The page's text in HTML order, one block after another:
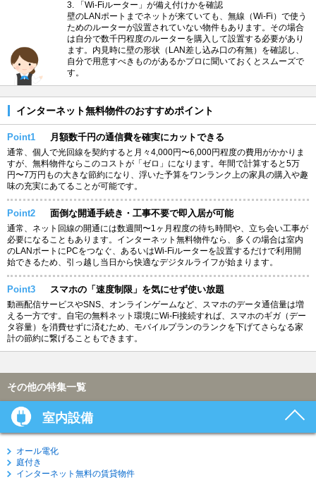
3. 「Wi-Fiルーター」が備え付けかを確認
壁のLANポートまでネットが来ていても、無線（Wi-Fi）で使う
ためのルーターが設置されていない物件もあります。その場合
は自分で数千円程度のルーターを購入して設置する必要があり
ます。内見時に壁の形状（LAN差し込み口の有無）を確認し、
自分で用意すべきものがあるかプロに聞いておくとスムーズで
す。
インターネット無料物件のおすすめポイント
Point1 月額数千円の通信費を確実にカットできる
通常、個人で光回線を契約すると月々4,000円〜6,000円程度の費用がかかりま
すが、無料物件ならこのコストが「ゼロ」になります。年間で計算すると5万
円〜7万円もの大きな節約になり、浮いた予算をワンランク上の家具の購入や趣
味の充実にあてることが可能です。
Point2 面倒な開通手続き・工事不要で即入居が可能
通常、ネット回線の開通には数週間〜1ヶ月程度の待ち時間や、立ち会い工事が
必要になることもあります。インターネット無料物件なら、多くの場合は室内
のLANポートにPCをつなぐ、あるいはWi-Fiルーターを設置するだけで利用開
始できるため、引っ越し当日から快適なデジタルライフが始まります。
Point3 スマホの「速度制限」を気にせず使い放題
動画配信サービスやSNS、オンラインゲームなど、スマホのデータ通信量は増
える一方です。自宅の無料ネット環境にWi-Fi接続すれば、スマホのギガ（デー
タ容量）を消費せずに済むため、モバイルプランのランクを下げてさらなる家
計の節約に繋げることもできます。
その他の特集一覧
室内設備
オール電化
庭付き
インターネット無料の賃貸物件